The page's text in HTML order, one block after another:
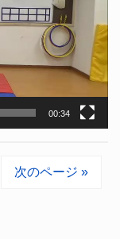
00:34
次のページ »